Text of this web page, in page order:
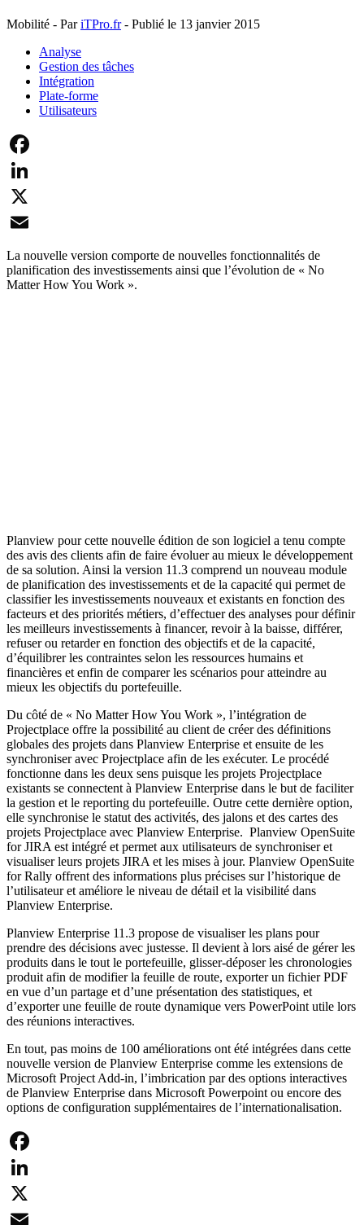
Mobilité - PariTPro.fr- Publié le 13 janvier 2015
Analyse
Gestion des tâches
Intégration
Plate-forme
Utilisateurs
Facebook
LinkedIn
X
Email
La nouvelle version comporte de nouvelles fonctionnalités de
planification des investissements ainsi que l’évolution de « No
Matter How You Work ».
Planview pour cette nouvelle édition de son logiciel a tenu compte
des avis des clients afin de faire évoluer au mieux le développement
de sa solution. Ainsi la version 11.3 comprend un nouveau module
de planification des investissements et de la capacité qui permet de
classifier les investissements nouveaux et existants en fonction des
facteurs et des priorités métiers, d’effectuer des analyses pour définir
les meilleurs investissements à financer, revoir à la baisse, différer,
refuser ou retarder en fonction des objectifs et de la capacité,
d’équilibrer les contraintes selon les ressources humains et
financières et enfin de comparer les scénarios pour atteindre au
mieux les objectifs du portefeuille.
Du côté de « No Matter How You Work », l’intégration de
Projectplace offre la possibilité au client de créer des définitions
globales des projets dans Planview Enterprise et ensuite de les
synchroniser avec Projectplace afin de les exécuter. Le procédé
fonctionne dans les deux sens puisque les projets Projectplace
existants se connectent à Planview Enterprise dans le but de faciliter
la gestion et le reporting du portefeuille. Outre cette dernière option,
elle synchronise le statut des activités, des jalons et des cartes des
projets Projectplace avec Planview Enterprise. Planview OpenSuite
for JIRA est intégré et permet aux utilisateurs de synchroniser et
visualiser leurs projets JIRA et les mises à jour. Planview OpenSuite
for Rally offrent des informations plus précises sur l’historique de
l’utilisateur et améliore le niveau de détail et la visibilité dans
Planview Enterprise.
Planview Enterprise 11.3 propose de visualiser les plans pour
prendre des décisions avec justesse. Il devient à lors aisé de gérer les
produits dans le tout le portefeuille, glisser-déposer les chronologies
produit afin de modifier la feuille de route, exporter un fichier PDF
en vue d’un partage et d’une présentation des statistiques, et
d’exporter une feuille de route dynamique vers PowerPoint utile lors
des réunions interactives.
En tout, pas moins de 100 améliorations ont été intégrées dans cette
nouvelle version de Planview Enterprise comme les extensions de
Microsoft Project Add-in, l’imbrication par des options interactives
de Planview Enterprise dans Microsoft Powerpoint ou encore des
options de configuration supplémentaires de l’internationalisation.
Facebook
LinkedIn
X